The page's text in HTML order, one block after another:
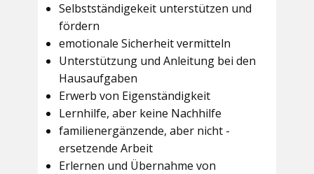
Selbstständigekeit unterstützen und
fördern
emotionale Sicherheit vermitteln
Unterstützung und Anleitung bei den
Hausaufgaben
Erwerb von Eigenständigkeit
Lernhilfe, aber keine Nachhilfe
familienergänzende, aber nicht -
ersetzende Arbeit
Erlernen und Übernahme von